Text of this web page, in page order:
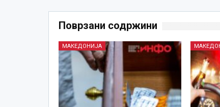
Поврзани содржини
МАКЕДОНИЈА